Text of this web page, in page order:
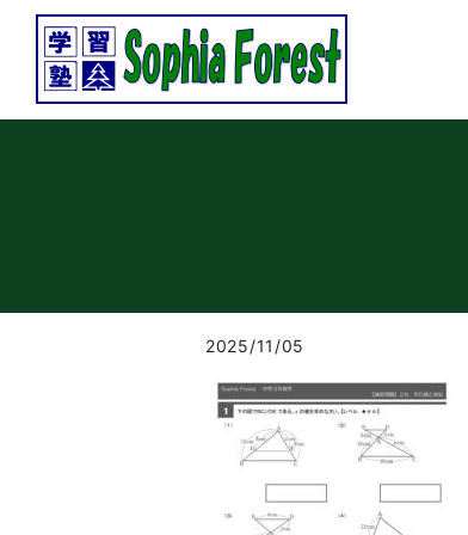
2025/11/05